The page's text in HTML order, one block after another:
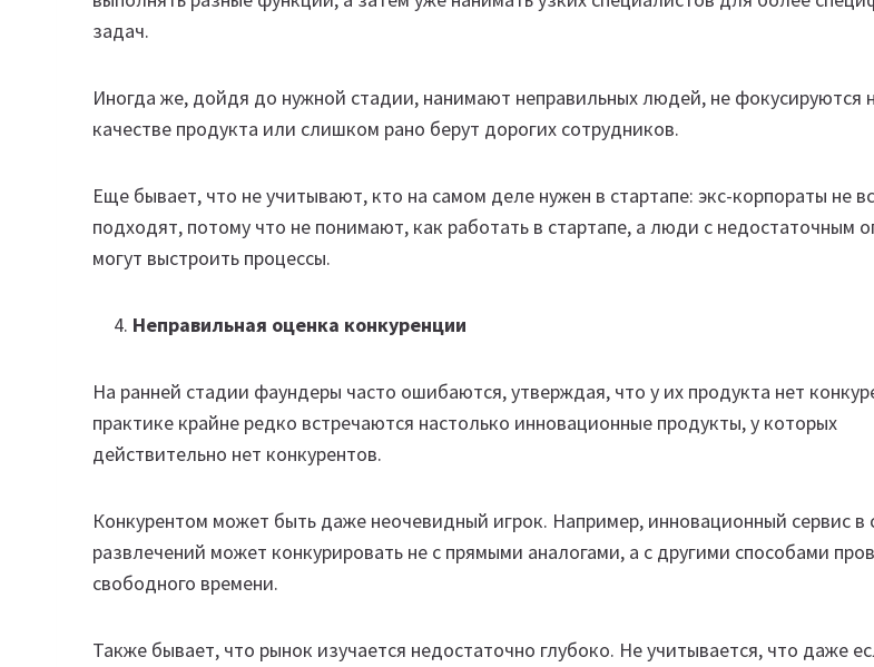
задач.
Иногда же, дойдя до нужной стадии, нанимают неправильных людей, не фокусируются
качестве продукта или слишком рано берут дорогих сотрудников.
Еще бывает, что не учитывают, кто на самом деле нужен в стартапе: экс-корпораты не
подходят, потому что не понимают, как работать в стартапе, а люди с недостаточным
могут выстроить процессы.
Неправильная оценка конкуренции
На ранней стадии фаундеры часто ошибаются, утверждая, что у их продукта нет
практике крайне редко встречаются настолько инновационные продукты, у которых
действительно нет конкурентов.
Конкурентом может быть даже неочевидный игрок. Например, инновационный сервис в
развлечений может конкурировать не с прямыми аналогами, а с другими способами
свободного времени.
Также бывает, что рынок изучается недостаточно глубоко. Не учитывается, что даже